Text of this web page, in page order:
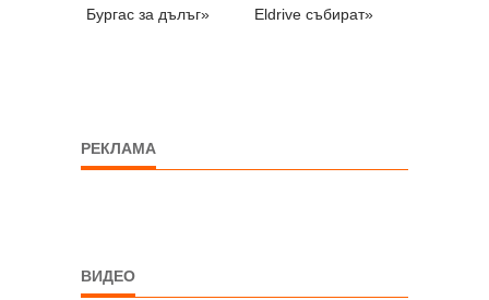
Бургас за дълъг»
Eldrive събират»
РЕКЛАМА
ВИДЕО